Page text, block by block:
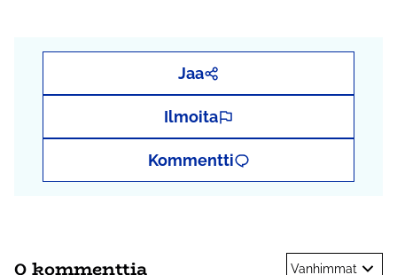
Jaa
Ilmoita
Kommentti
0 kommenttia Vanhimmat